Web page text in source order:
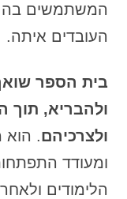
המשתמשים בה
העובדים איתה.
בית הספר
ולהבריא, תוך
ולצרכיהם.
ומעודד
הלימודים